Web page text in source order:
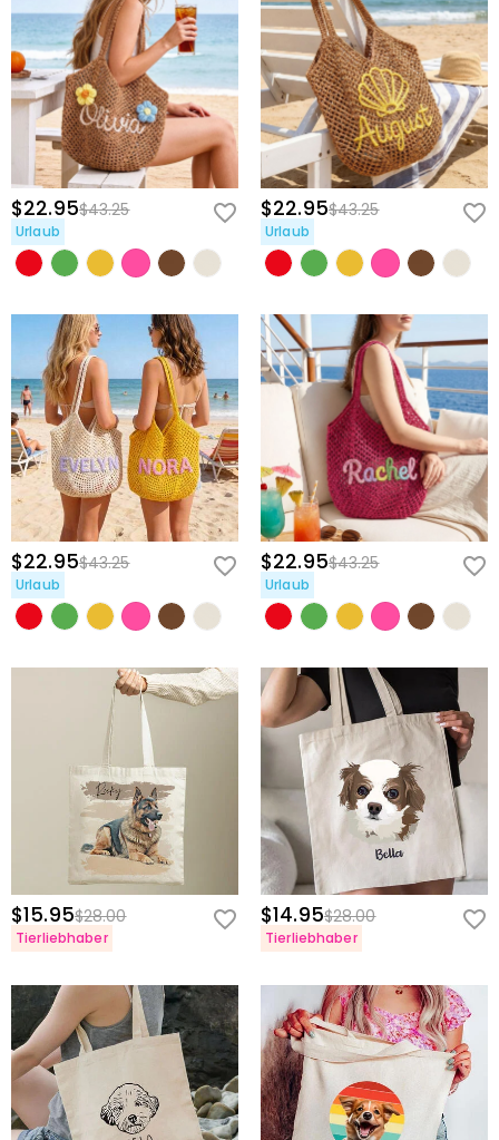
$22.95$43.25
Urlaub
$22.95$43.25
Urlaub
$22.95$43.25
Urlaub
$22.95$43.25
Urlaub
$15.95$28.00
Tierliebhaber
$14.95$28.00
Tierliebhaber